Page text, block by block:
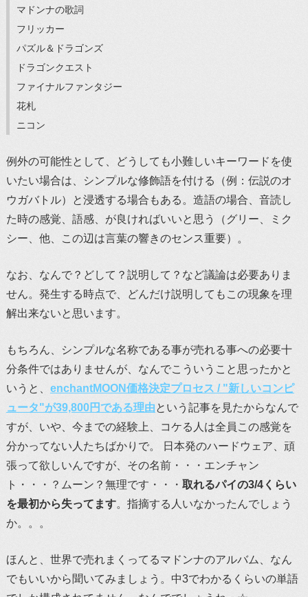
マドンナの歌詞
フリッカー
パズル＆ドラゴンズ
ドラゴンクエスト
ファイナルファンタジー
花札
ニコン
例外の可能性として、どうしても小難しいキーワードを使
いたい場合は、シンプルな修飾語を付ける（例：伝説のオ
ウガバトル）と浸透する場合もある。造語の場合、音読し
た時の感覚、語感、が良ければいいと思う（グリー、ミク
シー、他、この辺は言葉の響きのセンス重要）。
なお、なんで？どして？説明して？など議論は必要ありま
せん。発生する時点で、どんだけ説明してもこの現象を理
解出来ないと思います。
もちろん、シンプルな名称である事が売れる事への必要十
分条件ではありませんが、なんでこういうこと思ったかと
いうと、 enchantMOON価格決定プロセス / "新しいコンピ
ュータ"が39,800円である理由という記事を見たからなんで
すが、いや、今までの経験上、コケる人は全員この感覚を
分かってない人たちばかりで。 日本発のハードウェア、頑
張って欲しいんですが、その名前・・・エンチャン
ト・・・？ムーン？無理です・・・ 取れるパイの3/4くらい
を最初から失ってます。指摘する人いなかったんでしょう
か。。。
ほんと、世界で売れまくってるマドンナのアルバム、なん
でもいいから聞いてみましょう。中3でわかるくらいの単語